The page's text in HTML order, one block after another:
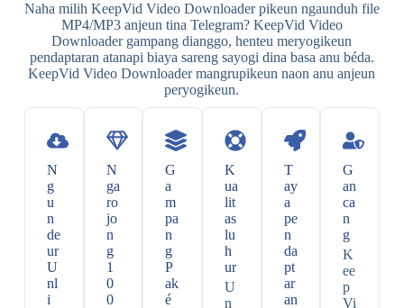
Naha milih KeepVid Video Downloader pikeun ngaunduh file
MP4/MP3 anjeun tina Telegram? KeepVid Video
Downloader gampang dianggo, henteu meryogikeun
pendaptaran atanapi biaya sareng sayogi dina basa anu béda.
KeepVid Video Downloader mangrupikeun naon anu anjeun
peryogikeun.
N
g
u
n
de
ur
U
nl
i
N
ga
ro
jo
n
g
1
0
0
G
a
m
pa
n
g
P
ak
é
K
ua
lit
as
lu
h
ur
U
n
T
ay
a
pe
n
da
pt
ar
an
G
an
ca
n
g
K
ee
p
Vi